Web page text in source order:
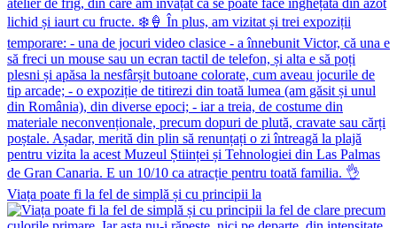
Viața poate fi la fel de simplă și cu principii la